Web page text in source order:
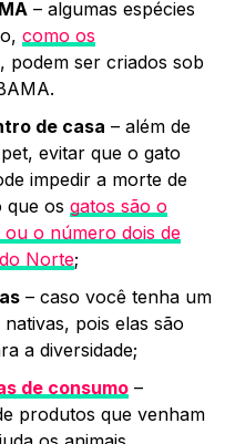
– algumas espécies
como os
, podem ser criados sob
de casa – além de
evitar que o gato
impedir a morte de
que os gatos são o
o número dois de
Norte;
– caso você tenha um
pois elas são
a diversidade;
de consumo–
produtos que venham